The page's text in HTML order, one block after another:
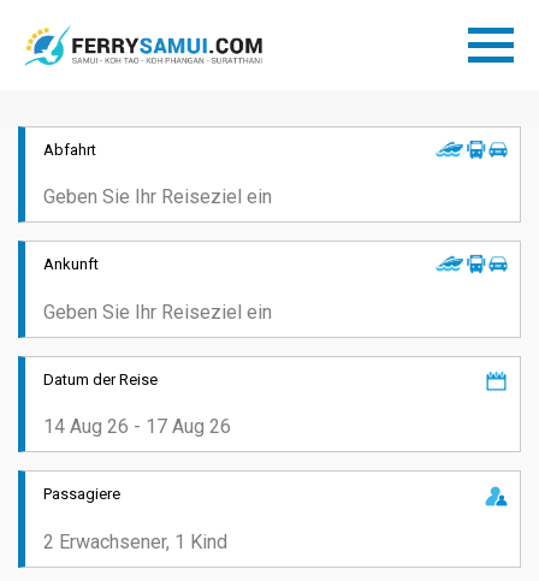
Abfahrt
Ankunft
Datum der Reise
Passagiere